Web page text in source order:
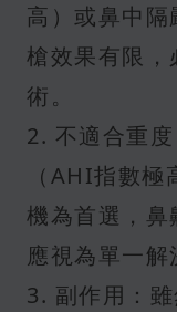
高）或鼻中
槍效果有限，
術。
2. 不適合重
（AHI指數
機為首選，鼻
應視為單一解
3. 副作用：